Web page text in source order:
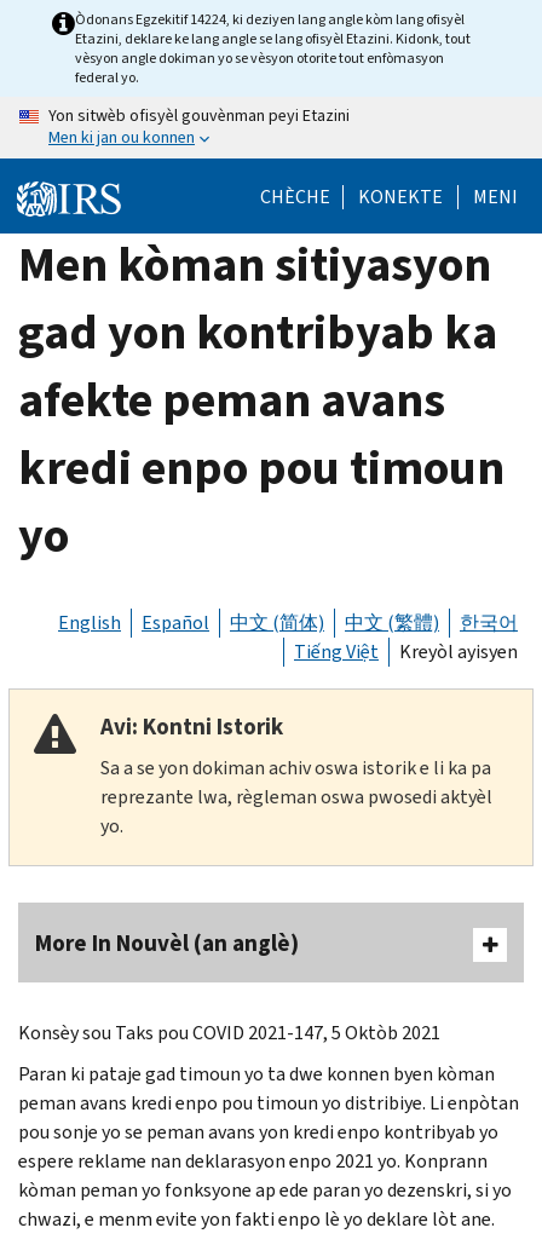
Òdonans Egzekitif 14224, ki deziyen lang angle kòm lang ofisyèl
Etazini, deklare ke lang angle se lang ofisyèl Etazini. Kidonk, tout
vèsyon angle dokiman yo se vèsyon otorite tout enfòmasyon
federal yo.
Yon sitwèb ofisyèl gouvènman peyi Etazini
Men ki jan ou konnen
CHÈCHE KONEKTE MENI
Men kòman sitiyasyon
gad yon kontribyab ka
afekte peman avans
kredi enpo pou timoun
yo
English Español 中文 (简体) 中文 (繁體)
한국어
Tiếng Việt
Kreyòl ayisyen
Avi: Kontni Istorik
Sa a se yon dokiman achiv oswa istorik e li ka pa
reprezante lwa, règleman oswa pwosedi aktyèl
yo.
More In Nouvèl (an anglè)
Konsèy sou Taks pou COVID 2021-147, 5 Oktòb 2021
Paran ki pataje gad timoun yo ta dwe konnen byen kòman
peman avans kredi enpo pou timoun yo distribiye. Li enpòtan
pou sonje yo se peman avans yon kredi enpo kontribyab yo
espere reklame nan deklarasyon enpo 2021 yo. Konprann
kòman peman yo fonksyone ap ede paran yo dezenskri, si yo
chwazi, e menm evite yon fakti enpo lè yo deklare lòt ane.